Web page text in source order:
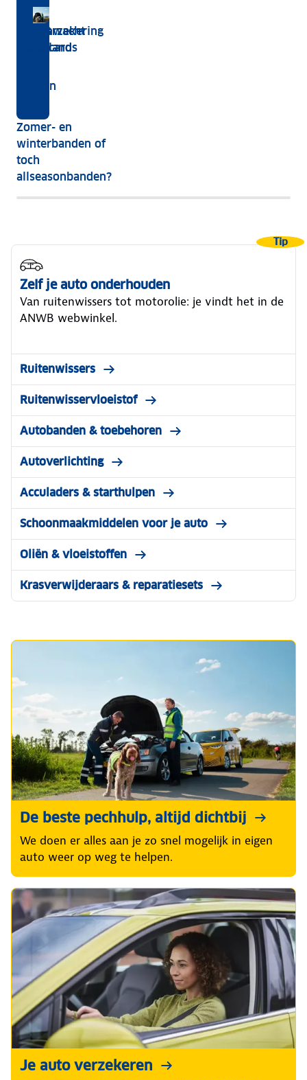
Reisverzekering
ANWB
Creditcards
Tips en ANWB bandentests
banden
Ben
naar
andere
banden,
maar
twijfel
en
winterbanden
of
toch
allseasonbanden?
Zomer- en
winterbanden of
toch
allseasonbanden?
Wegenwacht
Nederland
Tip
Zelf je auto onderhouden
Van ruitenwissers tot motorolie: je vindt het in de
ANWB webwinkel.
Ruitenwissers
Ruitenwisservloeistof
Autobanden & toebehoren
Autoverlichting
Acculaders & starthulpen
Schoonmaakmiddelen voor je auto
Oliën & vloeistoffen
Krasverwijderaars & reparatiesets
De beste pechhulp, altijd dichtbij
We doen er alles aan je zo snel mogelijk in eigen
auto weer op weg te helpen.
Je auto verzekeren